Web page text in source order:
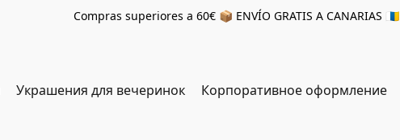
Compras superiores a 60€ 📦 ENVÍO GRATIS A CANARIAS 🇮🇨
Украшения для вечеринок Корпоративное оформление